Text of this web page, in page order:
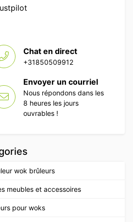
mm – Boucherie et restauration
Chat en direct
+31850509912
Envoyer un courriel
Nous répondons dans les
8 heures les jours
ouvrables !
wok brûleurs
meubles et accessoires
pour woks